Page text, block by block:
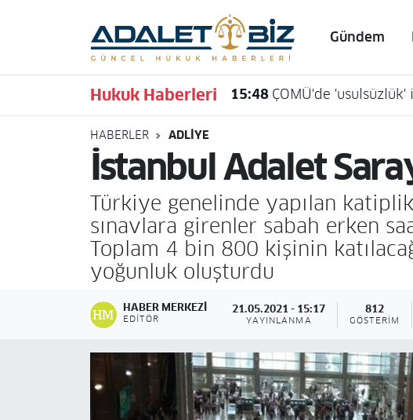
Gündem
Hukuk Haberleri 15:48 ÇOMÜ'de 'usulsüzlük'
HABERLER ADLIYE
İstanbul Adalet
Türkiye genelinde yapılan
sınavlara girenler sabah erken
Toplam 4 bin 800 kişinin
yoğunluk oluşturdu
HABER MERKEZI
EDITÖR
21.05.2021 - 15:17
YAYINLANMA
812
GÖSTERIM
Hava Durumu
Trafik Durumu
Süper Lig Puan Durumu ve Fikstür
Tüm Manşetler
Son Dakika Haberleri
Haber Arşivi